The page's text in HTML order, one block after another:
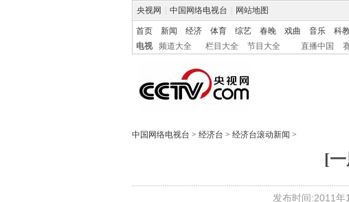
央视网 中国网络电视台 网站地图
首页 新闻 经济 体育 综艺 春晚 戏曲 音乐 科
电视
频道大全 栏目大全 节目大全 直播中国
中国网络电视台 > 经济台 > 经济台滚动新闻 >
[
发布时间:2011